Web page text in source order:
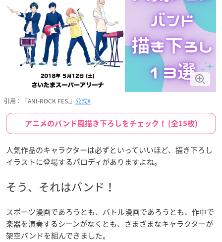
引用：「ANI-ROCK FES.」 公式X
アニメのバンド風描き下ろしをチェック！ (全15枚)
人気作品のキャラクターは必ずといっていいほど、描き下ろし
イラストに登場するパロディがありますよね。
そう、それはバンド！
スポーツ漫画であろうとも、バトル漫画であろうとも、作中で
楽器を演奏するシーンがなくとも、さまざまなキャラクターが
架空バンドを組んできました。